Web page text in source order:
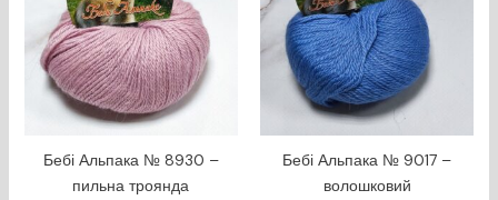
Бебі Альпака № 8930 –
пильна троянда
Бебі Альпака № 9017 –
волошковий